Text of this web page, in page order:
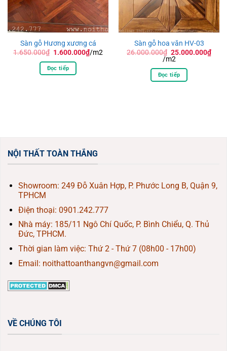
Sàn gỗ Hương xương cá
1.650.000₫ Giá
là:
1.650.000₫.
1.600.000₫Giá
hiện
/m2
Đọc tiếp
Sàn gỗ hoa văn HV-03
26.000.000₫ Giá
gốc
26.000.000₫.
25.000.000₫
Giá
tại
là:
/m2
Đọc tiếp
NỘI THẤT TOÀN THẮNG
Showroom: 249 Đỗ Xuân Hợp, P. Phước Long B, Quận 9,
TPHCM
Điện thoại: 0901.242.777
Nhà máy: 185/11 Ngô Chí Quốc, P. Bình Chiểu, Q. Thủ
Đức, TPHCM.
Thời gian làm việc: Thứ 2 - Thứ 7 (08h00 - 17h00)
Email: noithattoanthangvn@gmail.com
VỀ CHÚNG TÔI